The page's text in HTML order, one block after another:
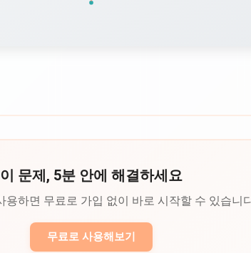
이 문제, 5분 안에 해결하세요
용하면 무료로 가입 없이 바로 시작할 수 있습니
무료로 사용해보기